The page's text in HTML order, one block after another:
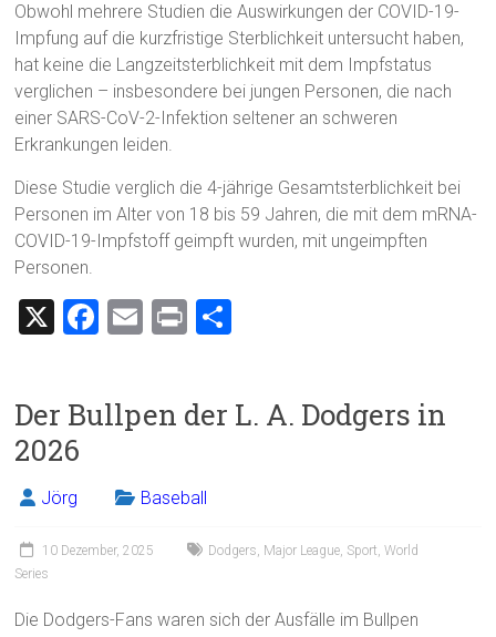
Obwohl mehrere Studien die Auswirkungen der COVID-19-
Impfung auf die kurzfristige Sterblichkeit untersucht haben,
hat keine die Langzeitsterblichkeit mit dem Impfstatus
verglichen – insbesondere bei jungen Personen, die nach
einer SARS-CoV-2-Infektion seltener an schweren
Erkrankungen leiden.
Diese Studie verglich die 4-jährige Gesamtsterblichkeit bei
Personen im Alter von 18 bis 59 Jahren, die mit dem mRNA-
COVID-19-Impfstoff geimpft wurden, mit ungeimpften
Personen.
X
F
b
ok
E
l
Pr
n
Der Bullpen der L. A. Dodgers in
2026
Jörg Baseball
10 Dezember, 2025 Dodgers Major League Sport ,World
Series
Die Dodgers-Fans waren sich der Ausfälle im Bullpen